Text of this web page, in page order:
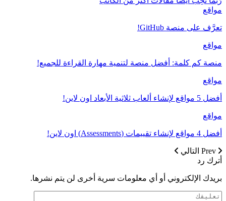
مواقع
تعرَّف على منصة GitHub!
مواقع
منصة كم كلمة: أفضل منصة لتنمية مهارة القراءة للجميع!
مواقع
أفضل 5 مواقع لإنشاء ألعاب ثلاثية الأبعاد اون لاين!
مواقع
أفضل 4 مواقع لإنشاء تقييمات (Assessments) اون لاين!
التالي
أترك رد
بريدك الإلكتروني أو أي معلومات سرية أخرى لن يتم نشرها.